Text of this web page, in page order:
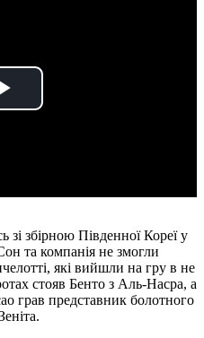
Play
зі збірною Південної Кореї у
та компанія не змогли
які вийшли на гру в не
стояв Бенто з Аль-Насра, а
грав представник болотного